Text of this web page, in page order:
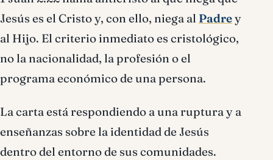
Jesús es el Cristo y, con ello, niega al Padrey
al Hijo. El criterio inmediato es cristológico,
no la nacionalidad, la profesión o el
programa económico de una persona.
La carta está respondiendo a una ruptura y a
enseñanzas sobre la identidad de Jesús
dentro del entorno de sus comunidades.